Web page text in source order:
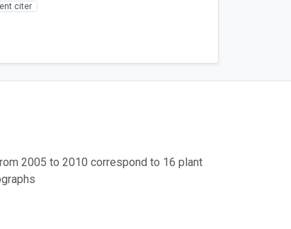
citer
2005 to 2010 correspond to 16 plant